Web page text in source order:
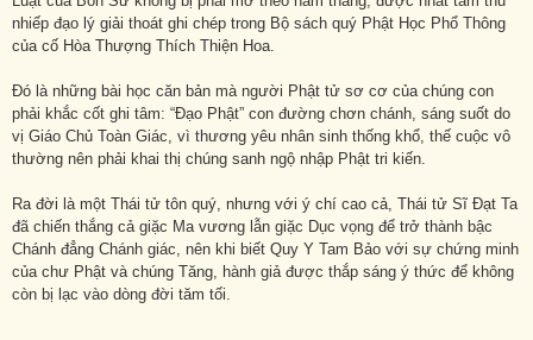
nhiếp đạo lý giải thoát ghi chép trong Bộ sách quý Phật Học Phổ Thông
của cố Hòa Thượng Thích Thiện Hoa.
Đó là những bài học căn bản mà người Phật tử sơ cơ của chúng con
phải khắc cốt ghi tâm: “Đạo Phật” con đường chơn chánh, sáng suốt do
vị Giáo Chủ Toàn Giác, vì thương yêu nhân sinh thống khổ, thế cuộc vô
thường nên phải khai thị chúng sanh ngộ nhập Phật tri kiến.
Ra đời là một Thái tử tôn quý, nhưng với ý chí cao cả, Thái tử Sĩ Đạt Ta
đã chiến thắng cả giặc Ma vương lẫn giặc Dục vọng để trở thành bậc
Chánh đẳng Chánh giác, nên khi biết Quy Y Tam Bảo với sự chứng minh
của chư Phật và chúng Tăng, hành giả được thắp sáng ý thức để không
còn bị lạc vào dòng đời tăm tối.